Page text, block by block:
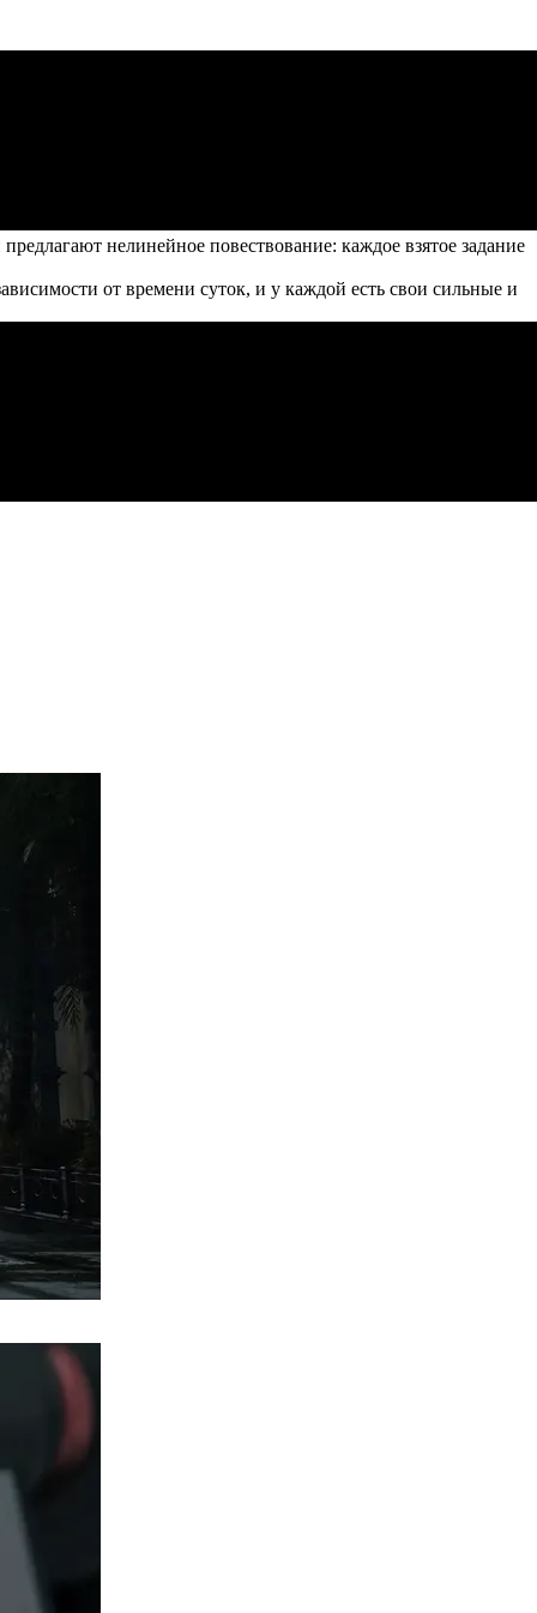
нелинейное повествование: каждое взятое задание
от времени суток, и у каждой есть свои сильные и